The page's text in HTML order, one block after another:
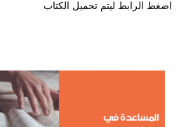
اضغط الرابط ليتم تحميل الكتاب